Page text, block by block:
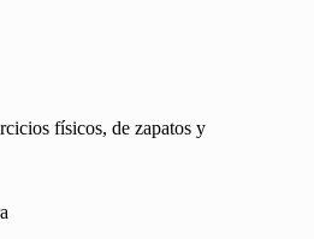
físicos, de zapatos y